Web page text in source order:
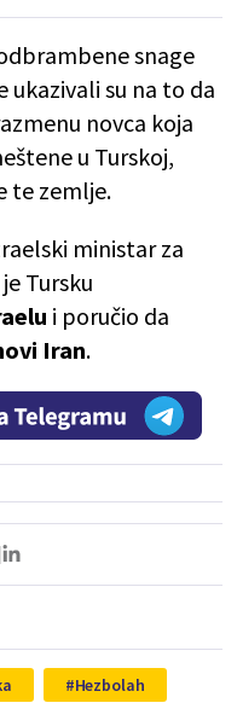
snage
ukazivali su na to da
novca koja
u Turskoj,
te zemlje.
ministar za
Tursku
i poručio da
Iran.
Hezbolah